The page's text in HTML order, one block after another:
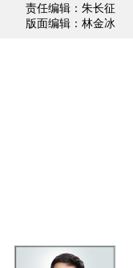
责任编辑：朱长征
版面编辑：林金冰